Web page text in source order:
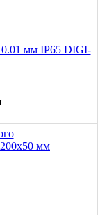
мм IP65 DIGI-